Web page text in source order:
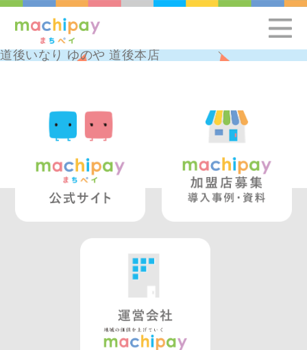
道後いなり ゆのや 道後本店